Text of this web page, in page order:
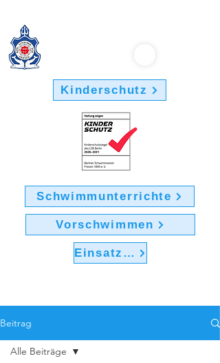
Kinderschutz
Schwimmunterrichte
Vorschwimmen
Einsatz im Verein
Beitrag
Alle Beiträge